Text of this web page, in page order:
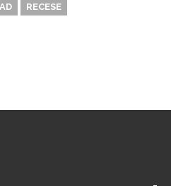
RECESE